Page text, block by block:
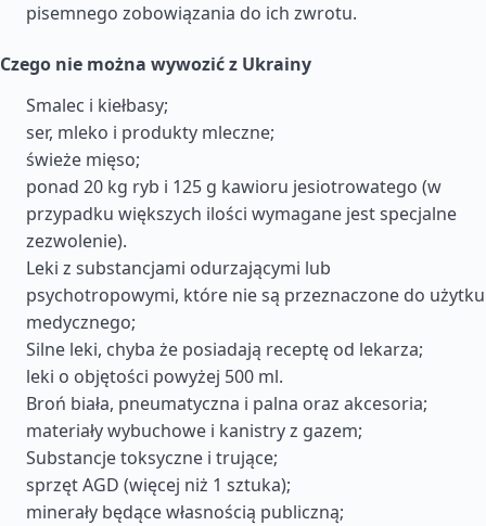
pisemnego zobowiązania do ich zwrotu.
Czego nie można wywozić z Ukrainy
Smalec i kiełbasy;
ser, mleko i produkty mleczne;
świeże mięso;
ponad 20 kg ryb i 125 g kawioru jesiotrowatego (w
przypadku większych ilości wymagane jest specjalne
zezwolenie).
Leki z substancjami odurzającymi lub
psychotropowymi, które nie są przeznaczone do użytku
medycznego;
Silne leki, chyba że posiadają receptę od lekarza;
leki o objętości powyżej 500 ml.
Broń biała, pneumatyczna i palna oraz akcesoria;
materiały wybuchowe i kanistry z gazem;
Substancje toksyczne i trujące;
sprzęt AGD (więcej niż 1 sztuka);
minerały będące własnością publiczną;